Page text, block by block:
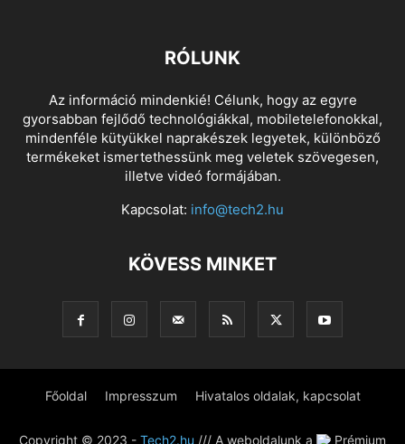
RÓLUNK
Az információ mindenkié! Célunk, hogy az egyre
gyorsabban fejlődő technológiákkal, mobiletelefonokkal,
mindenféle kütyükkel naprakészek legyetek, különböző
termékeket ismertethessünk meg veletek szövegesen,
illetve videó formájában.
Kapcsolat: info@tech2.hu
KÖVESS MINKET
Főoldal Impresszum Hivatalos oldalak, kapcsolat
Copyright © 2023 - Tech2.hu /// A weboldalunk a Prémium